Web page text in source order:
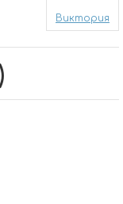
Виктория